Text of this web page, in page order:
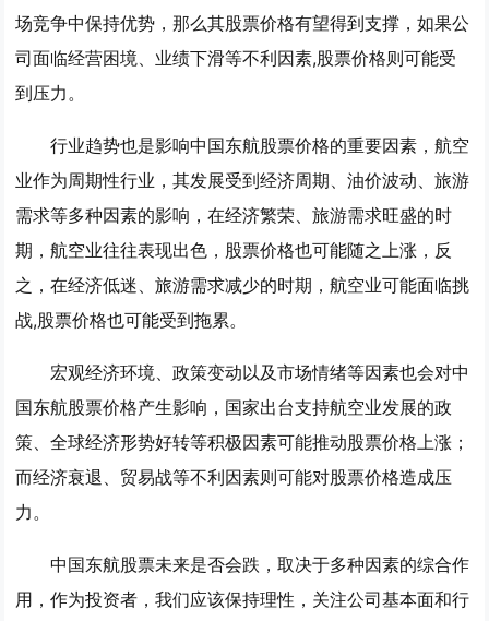
场竞争中保持优势，那么其股票价格有望得到支撑，如果公
司面临经营困境、业绩下滑等不利因素,股票价格则可能受
到压力。
行业趋势也是影响中国东航股票价格的重要因素，航空
业作为周期性行业，其发展受到经济周期、油价波动、旅游
需求等多种因素的影响，在经济繁荣、旅游需求旺盛的时
期，航空业往往表现出色，股票价格也可能随之上涨，反
之，在经济低迷、旅游需求减少的时期，航空业可能面临挑
战,股票价格也可能受到拖累。
宏观经济环境、政策变动以及市场情绪等因素也会对中
国东航股票价格产生影响，国家出台支持航空业发展的政
策、全球经济形势好转等积极因素可能推动股票价格上涨；
而经济衰退、贸易战等不利因素则可能对股票价格造成压
力。
中国东航股票未来是否会跌，取决于多种因素的综合作
用，作为投资者，我们应该保持理性，关注公司基本面和行